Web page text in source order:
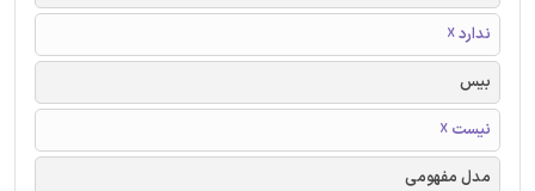
ندارد ☓
بیس
نیست ☓
مدل مفهومی